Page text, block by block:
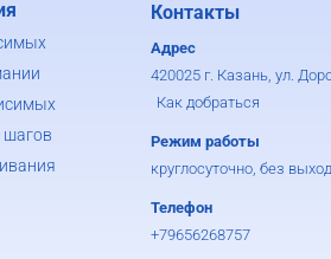
Контакты
Адрес
420025 г. Казань, ул.
Как добраться
Режим работы
круглосуточно, без
Телефон
+79656268757